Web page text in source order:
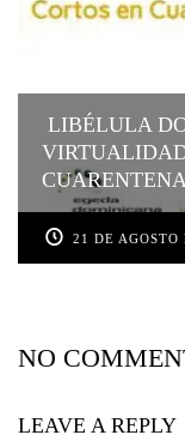
LIBÉLULA
21 DE AGOSTO
NO
LEAVE A REPLY